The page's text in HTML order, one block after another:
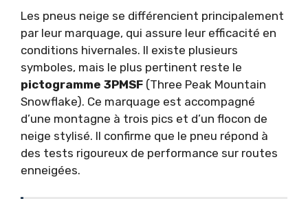
Les pneus neige se différencient principalement
par leur marquage, qui assure leur efficacité en
conditions hivernales. Il existe plusieurs
symboles, mais le plus pertinent reste le
pictogramme 3PMSF (Three Peak Mountain
Snowflake). Ce marquage est accompagné
d’une montagne à trois pics et d’un flocon de
neige stylisé. Il confirme que le pneu répond à
des tests rigoureux de performance sur routes
enneigées.